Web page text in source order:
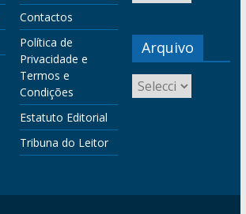
Contactos
Política de
Privacidade e
Termos e
Condições
Estatuto Editorial
Tribuna do Leitor
Arquivo